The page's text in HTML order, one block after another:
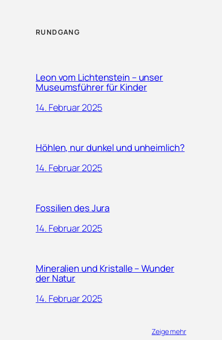
RUNDGANG
Leon vom Lichtenstein – unser
Museumsführer für Kinder
14. Februar 2025
Höhlen, nur dunkel und unheimlich?
14. Februar 2025
Fossilien des Jura
14. Februar 2025
Mineralien und Kristalle – Wunder
der Natur
14. Februar 2025
Zeige mehr